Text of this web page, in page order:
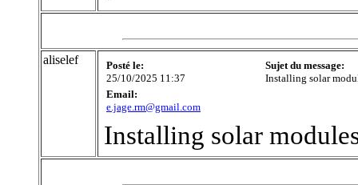
aliselef
Posté le:
25/10/2025 11:37
Sujet du message:
Installing solar
Email:
e.jage.rm@gmail.com
Installing solar